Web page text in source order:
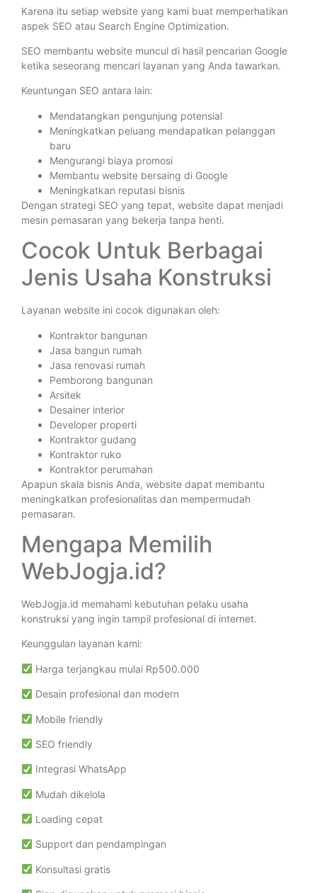
Karena itu setiap website yang kami buat memperhatikan
aspek SEO atau Search Engine Optimization.
SEO membantu website muncul di hasil pencarian Google
ketika seseorang mencari layanan yang Anda tawarkan.
Keuntungan SEO antara lain:
Mendatangkan pengunjung potensial
Meningkatkan peluang mendapatkan pelanggan
baru
Mengurangi biaya promosi
Membantu website bersaing di Google
Meningkatkan reputasi bisnis
Dengan strategi SEO yang tepat, website dapat menjadi
mesin pemasaran yang bekerja tanpa henti.
Cocok Untuk Berbagai
Jenis Usaha Konstruksi
Layanan website ini cocok digunakan oleh:
Kontraktor bangunan
Jasa bangun rumah
Jasa renovasi rumah
Pemborong bangunan
Arsitek
Desainer interior
Developer properti
Kontraktor gudang
Kontraktor ruko
Kontraktor perumahan
Apapun skala bisnis Anda, website dapat membantu
meningkatkan profesionalitas dan mempermudah
pemasaran.
Mengapa Memilih
WebJogja.id?
WebJogja.id memahami kebutuhan pelaku usaha
konstruksi yang ingin tampil profesional di internet.
Keunggulan layanan kami:
Harga terjangkau mulai Rp500.000
Desain profesional dan modern
Mobile friendly
SEO friendly
Integrasi WhatsApp
Mudah dikelola
Loading cepat
Support dan pendampingan
Konsultasi gratis